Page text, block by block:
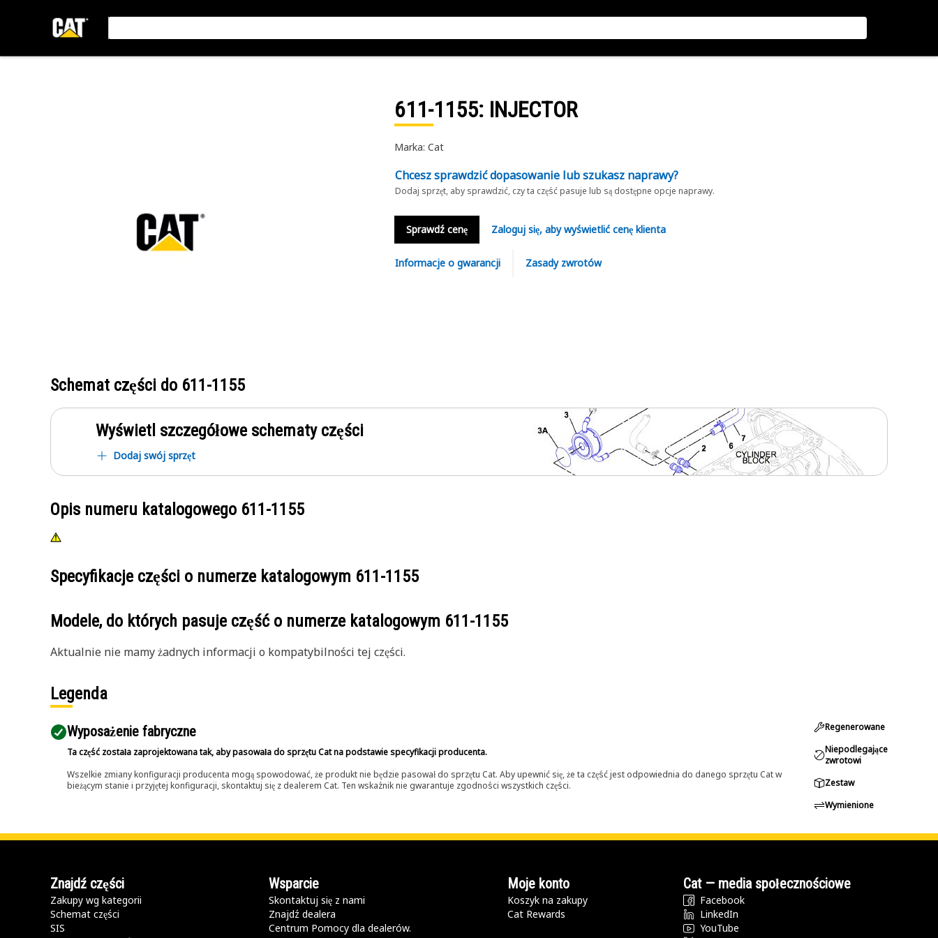
611-1155: INJECTOR
Marka: Cat
Chcesz sprawdzić dopasowanie lub szukasz naprawy?
Dodaj sprzęt, aby sprawdzić, czy ta część pasuje lub są dostępne opcje naprawy.
Sprawdź cenę Zaloguj się, aby wyświetlić cenę klienta
Informacje o gwarancji Zasady zwrotów
Schemat części do 611-1155
Wyświetl szczegółowe schematy części
Dodaj swój sprzęt
Opis numeru katalogowego 611-1155
Specyfikacje części o numerze katalogowym 611-1155
Modele, do których pasuje część o numerze katalogowym 611-1155
Aktualnie nie mamy żadnych informacji o kompatybilności tej części.
Legenda
Wyposażenie fabryczne
Ta część została zaprojektowana tak, aby pasowała do sprzętu Cat na podstawie specyfikacji producenta.
Wszelkie zmiany konfiguracji producenta mogą spowodować, że produkt nie będzie pasował do sprzętu Cat. Aby upewnić się, że ta część jest odpowiednia do danego sprzętu Cat w
bieżącym stanie i przyjętej konfiguracji, skontaktuj się z dealerem Cat. Ten wskaźnik nie gwarantuje zgodności wszystkich części.
Regenerowane
Niepodlegające
zwrotowi
Zestaw
Wymienione
Znajdź części
Zakupy wg kategorii
Schemat części
SIS
Wsparcie
Skontaktuj się z nami
Znajdź dealera
Centrum Pomocy dla dealerów.
Moje konto
Koszyk na zakupy
Cat Rewards
Cat — media społecznościowe
Facebook
LinkedIn
YouTube